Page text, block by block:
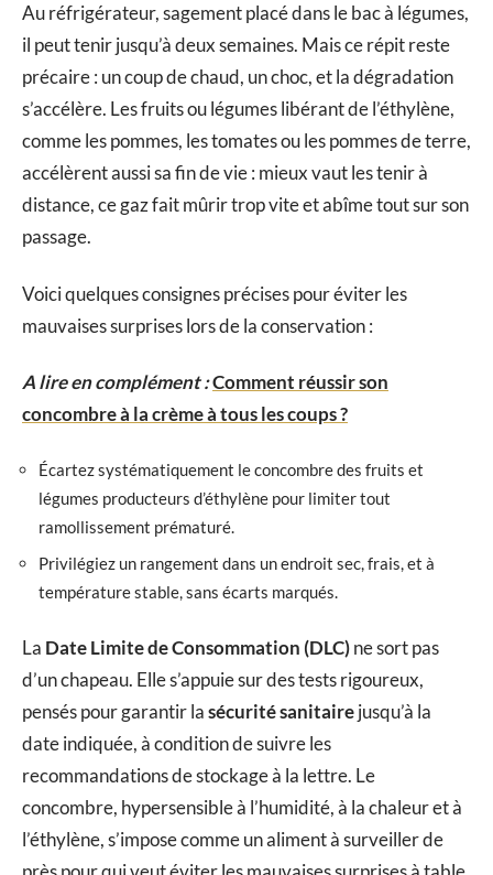
Au réfrigérateur, sagement placé dans le bac à légumes,
il peut tenir jusqu’à deux semaines. Mais ce répit reste
précaire : un coup de chaud, un choc, et la dégradation
s’accélère. Les fruits ou légumes libérant de l’éthylène,
comme les pommes, les tomates ou les pommes de terre,
accélèrent aussi sa fin de vie : mieux vaut les tenir à
distance, ce gaz fait mûrir trop vite et abîme tout sur son
passage.
Voici quelques consignes précises pour éviter les
mauvaises surprises lors de la conservation :
A lire en complément :Comment réussir son
concombre à la crème à tous les coups ?
Écartez systématiquement le concombre des fruits et
légumes producteurs d’éthylène pour limiter tout
ramollissement prématuré.
Privilégiez un rangement dans un endroit sec, frais, et à
température stable, sans écarts marqués.
La Date Limite de Consommation (DLC)ne sort pas
d’un chapeau. Elle s’appuie sur des tests rigoureux,
pensés pour garantir lasécurité sanitairejusqu’à la
date indiquée, à condition de suivre les
recommandations de stockage à la lettre. Le
concombre, hypersensible à l’humidité, à la chaleur et à
l’éthylène, s’impose comme un aliment à surveiller de